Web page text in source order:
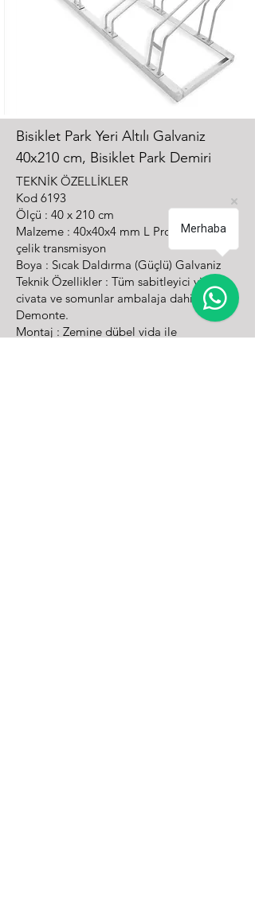
Bisiklet Park Yeri Altılı Galvaniz
40x210 cm, Bisiklet Park Demiri
TEKNİK ÖZELLİKLER
Kod 6193
Ölçü : 40 x 210 cm
Malzeme : 40x40x4 mm L Profil ve 12 mm
çelik transmisyon
Boya : Sıcak Daldırma (Güçlü) Galvaniz
Teknik Özellikler : Tüm sabitleyici vida,
civata ve somunlar ambalaja dahildir.
Demonte.
Montaj : Zemine dübel vida ile
Merhaba